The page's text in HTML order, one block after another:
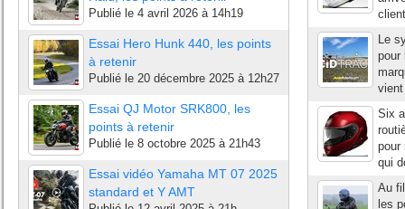
Publié le 4 avril 2026 à 14h19
Essai Hero Hunk 440, les points
à retenir
Publié le 20 décembre 2025 à 12h27
Essai QJ Motor SRK800, les
points à retenir
Publié le 8 octobre 2025 à 21h43
Essai vidéo Yamaha MT 07 2025
standard et Y AMT
Le
pour
Six
pour
qui
Au
les